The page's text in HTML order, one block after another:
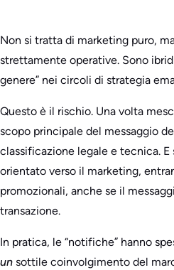
Non si tratta di marketing puro,
strettamente operative. Sono
genere” nei circoli di strategia
Questo è il rischio. Una volta
scopo principale del messaggio
classificazione legale e tecnica. E
orientato verso il marketing,
promozionali, anche se il
transazione.
In pratica, le “notifiche” hanno
un sottile coinvolgimento del